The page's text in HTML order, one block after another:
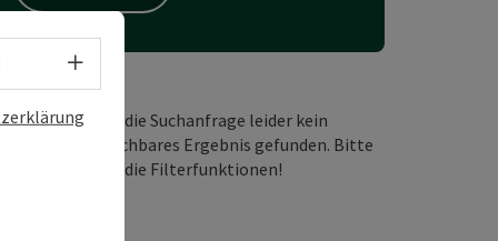
Wir haben für die Suchanfrage leider kein
passendes buchbares Ergebnis gefunden. Bitte
verändern Sie die Filterfunktionen!
Sprachwahl - Menü öffnen